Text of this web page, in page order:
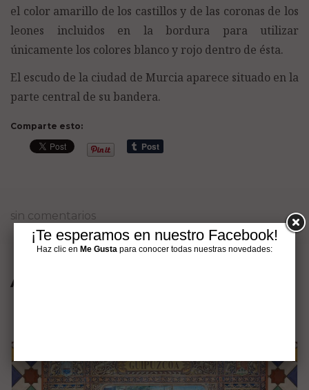
el color amarillo de los castillos y de las coronas de los
leones incluidos en la bordura para utilizar
únicamente los colores blanco y rojo dentro de ésta.
El escudo de la ciudad de Murcia aparece situado en la
parte central de su bandera.
Comparte esto:
sin comentarios
Artículos interesantes
¡Te esperamos en nuestro Facebook!
Haz clic en Me Gusta para conocer todas nuestras novedades: